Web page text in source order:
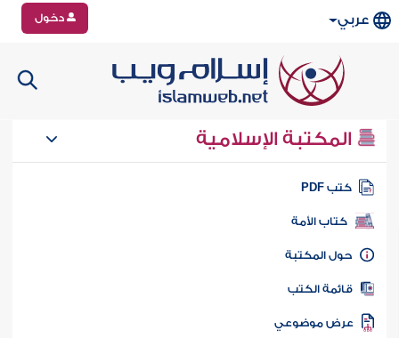
عربي دخول
المكتبة الإسلامية
كتب PDF
كتاب الأمة
المكتبة
الكتب